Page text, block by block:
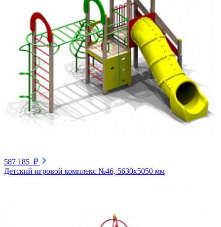
587 185 ₽
Детский игровой комплекс №46, 5630х5050 мм